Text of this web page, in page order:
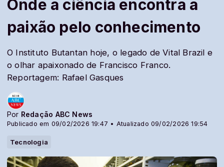
Onde a ciência encontra a
paixão pelo conhecimento
O Instituto Butantan hoje, o legado de Vital Brazil e
o olhar apaixonado de Francisco Franco.
Reportagem: Rafael Gasques
Por Redação ABC News
Publicado em 09/02/2026 19:47 • Atualizado 09/02/2026 19:54
Tecnologia